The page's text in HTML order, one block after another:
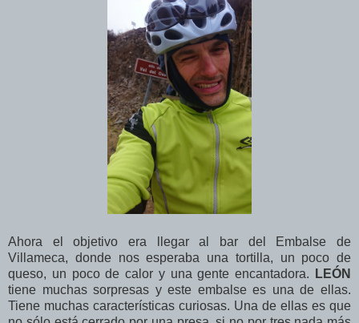
Ahora el objetivo era llegar al bar del Embalse de
Villameca, donde nos esperaba una tortilla, un poco de
queso, un poco de calor y una gente encantadora.
LEÓN
tiene muchas sorpresas y este embalse es una de ellas.
Tiene muchas características curiosas. Una de ellas es que